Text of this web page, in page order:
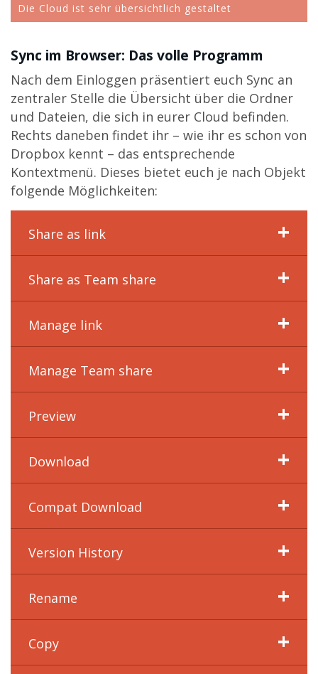
Die Cloud ist sehr übersichtlich gestaltet
Sync im Browser: Das volle Programm
Nach dem Einloggen präsentiert euch Sync an
zentraler Stelle die Übersicht über die Ordner
und Dateien, die sich in eurer Cloud befinden.
Rechts daneben findet ihr – wie ihr es schon von
Dropbox kennt – das entsprechende
Kontextmenü. Dieses bietet euch je nach Objekt
folgende Möglichkeiten:
Share as link
Share as Team share
Manage link
Manage Team share
Preview
Download
Compat Download
Version History
Rename
Copy